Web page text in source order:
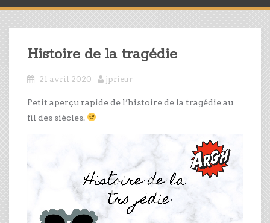
Histoire de la tragédie
21 avril 2020 jprieur
Petit aperçu rapide de l’histoire de la tragédie au
fil des siècles.